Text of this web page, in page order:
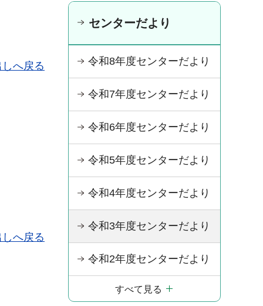
へ戻る
へ戻る
センターだより
令和8年度センターだより
令和7年度センターだより
令和6年度センターだより
令和5年度センターだより
令和4年度センターだより
令和3年度センターだより
令和2年度センターだより
すべて見る